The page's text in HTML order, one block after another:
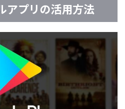
アプリの活用方法